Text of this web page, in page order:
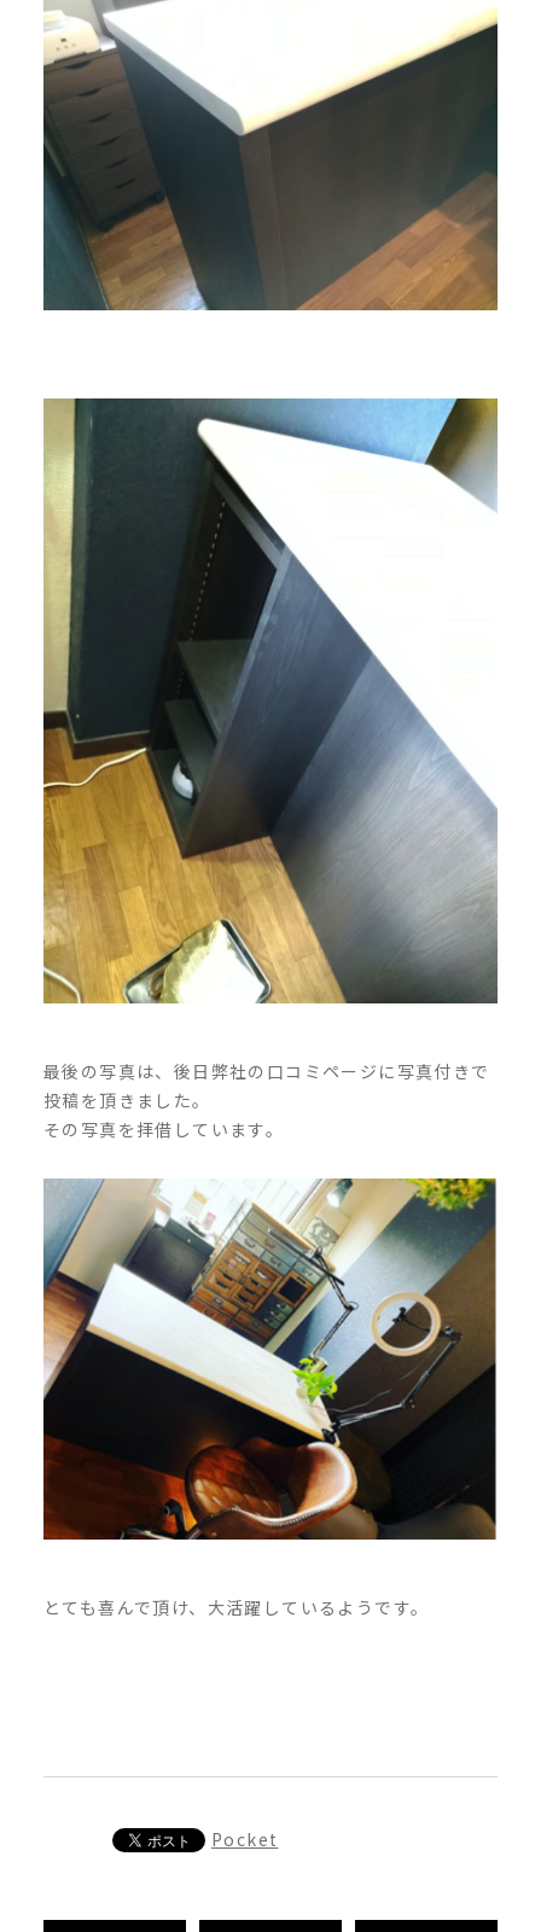
最後の写真は、後日弊社の口コミページに写真付きで
投稿を頂きました。
その写真を拝借しています。
とても喜んで頂け、大活躍しているようです。
Pocket